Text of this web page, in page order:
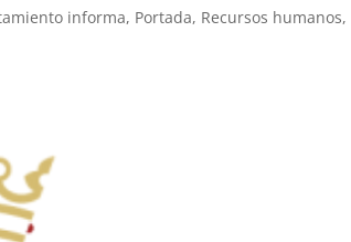
informa, Portada, Recursos humanos,